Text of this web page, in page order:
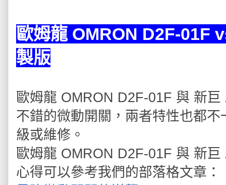
歐姆龍 OMRON D2F-01F
製版
歐姆龍 OMRON D2F-01F 與 新
不錯的微動開關，兩者特性也都
級或維修。
歐姆龍 OMRON D2F-01F 與 新
心得可以參考我們的部落格文章：